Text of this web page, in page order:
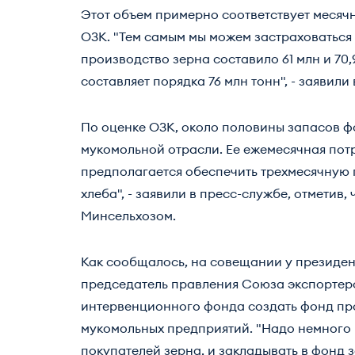
Этот объем примерно соответствует
ОЗК. "Тем самым мы можем застраховаться
производство зерна составило 61 млн и
составляет порядка 76 млн тонн", -
По оценке ОЗК, около половины запасов
мукомольной отрасли. Ее ежемесячная
предполагается обеспечить
хлеба", - заявили в пресс-службе, отметив,
Минсельхозом.
Как сообщалось, на совещании у
председатель правления Союза
интервенционного фонда создать фонд
мукомольных предприятий. "Надо
покупателей зерна, и закладывать в фонд